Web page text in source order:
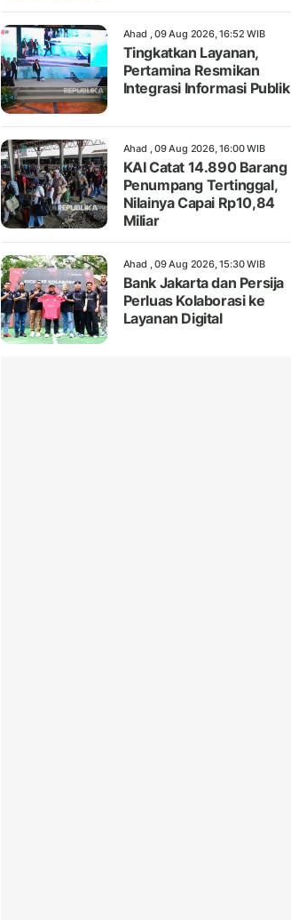
Ahad , 09 Aug 2026, 16:52 WIB
Tingkatkan Layanan,
Pertamina Resmikan
Integrasi Informasi Publik
Ahad , 09 Aug 2026, 16:00 WIB
KAI Catat 14.890 Barang
Penumpang Tertinggal,
Nilainya Capai Rp10,84
Miliar
Ahad , 09 Aug 2026, 15:30 WIB
Bank Jakarta dan Persija
Perluas Kolaborasi ke
Layanan Digital